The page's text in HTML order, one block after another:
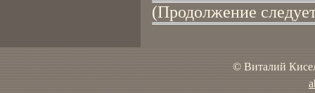
(Продолжение
© Виталий